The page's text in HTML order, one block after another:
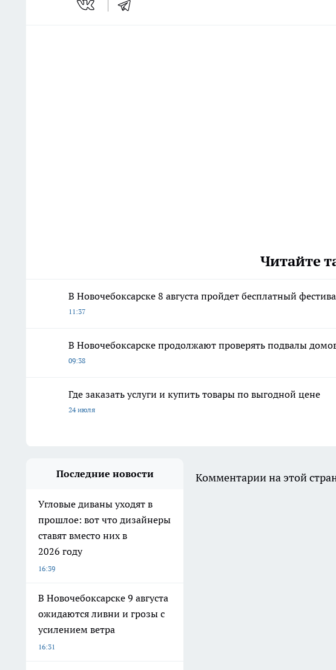
Читайте
В Новочебоксарске 8 августа пройдет бесплатный
11:37
В Новочебоксарске продолжают проверять подвалы
09:38
Где заказать услуги и купить товары по выгодной цене
24 июля
Последние новости
Угловые диваны уходят в
прошлое: вот что дизайнеры
ставят вместо них в
2026 году
16:39
В Новочебоксарске 9 августа
ожидаются ливни и грозы с
усилением ветра
16:31
Комментарии на этой